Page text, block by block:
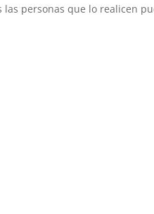
las personas que lo realicen